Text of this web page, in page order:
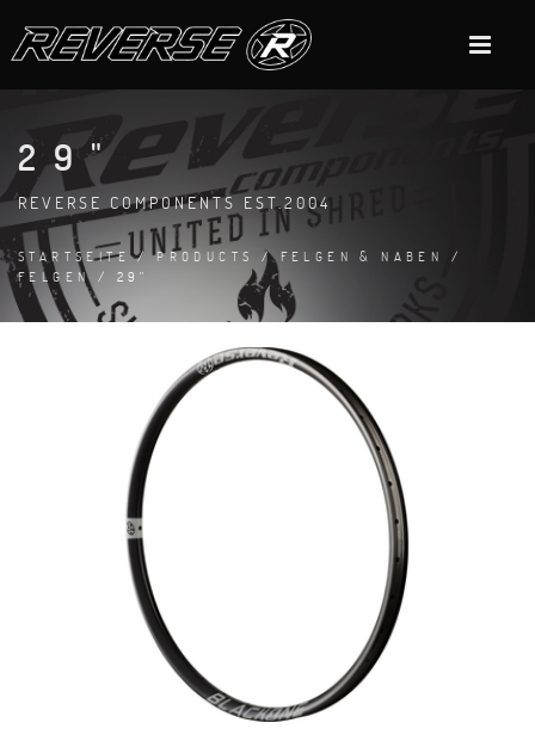
29"
REVERSE COMPONENTS EST.2004
STARTSEITE/PRODUCTS / FELGEN & NABEN
/
FELGEN / 29"